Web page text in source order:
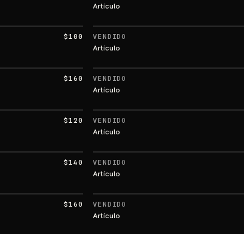
Artículo
$100 VENDIDO
Artículo
$160 VENDIDO
Artículo
$120 VENDIDO
Artículo
$140 VENDIDO
Artículo
$160 VENDIDO
Artículo